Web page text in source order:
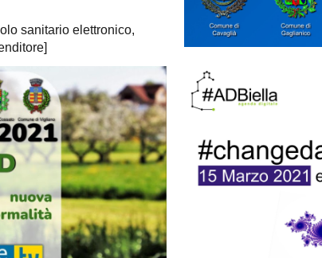
sanitario elettronico,